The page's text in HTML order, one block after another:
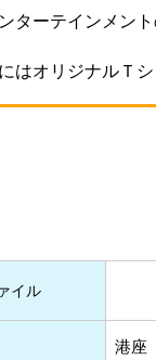
ターテインメン
はオリジナルＴ
イル
港座